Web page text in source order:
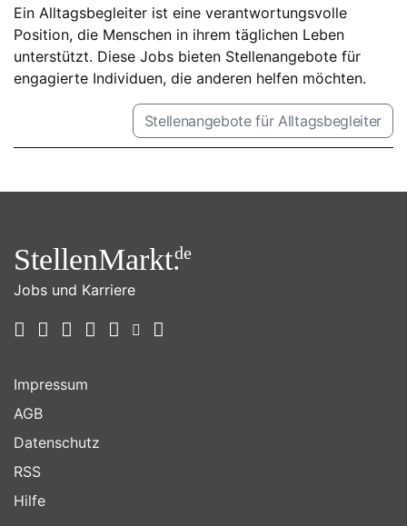
Ein Alltagsbegleiter ist eine verantwortungsvolle
Position, die Menschen in ihrem täglichen Leben
unterstützt. Diese Jobs bieten Stellenangebote für
engagierte Individuen, die anderen helfen möchten.
Stellenangebote für Alltagsbegleiter
StellenMarkt.de
Jobs und Karriere
Impressum
AGB
Datenschutz
RSS
Hilfe